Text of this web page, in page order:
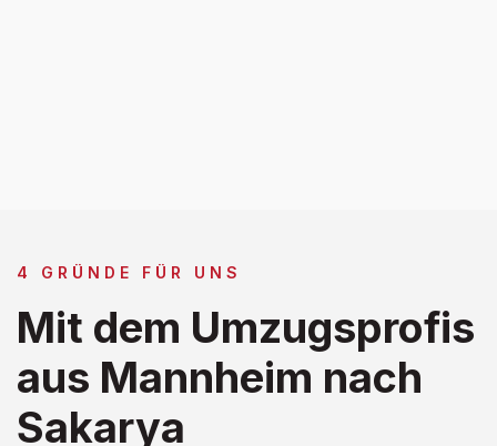
4 GRÜNDE FÜR UNS
Mit dem Umzugsprofis
aus Mannheim nach
Sakarya